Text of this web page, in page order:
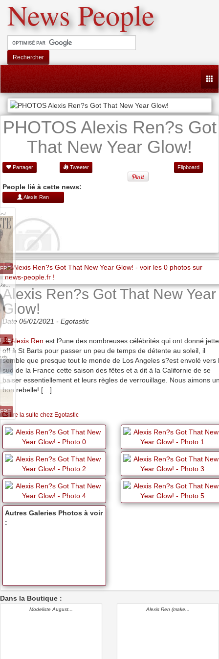
News People
Rechercher
PHOTOS Alexis Ren?s Got
That New Year Glow!
Partager Tweeter Flipboard
People lié à cette news:
Alexis Ren
Alexis Ren?s Got That New Year
Glow!
Date 05/01/2021 - Egotastic
Alexis Ren est l?une des nombreuses célébrités qui ont donné
off à St Barts pour passer un peu de temps de détente au soleil, il
semble que presque tout le monde de Los Angeles s?est envolé vers
sud de la France cette saison des fêtes et a dit à la Californie de se
baiser essentiellement et leurs règles de verrouillage. Nous aimons
bon rebelle! […]
lire la suite chez Egotastic
Autres Galeries Photos à voir
:
Dans la Boutique :
Modeliste August... Alexis Ren (make...